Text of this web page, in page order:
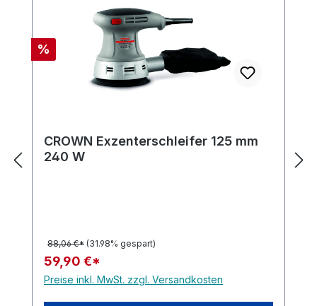
Rabatt
%
CROWN Exzenterschleifer 125 mm
240 W
88,06 €* (31.98% gespart)
59,90 €*
Preise inkl. MwSt. zzgl. Versandkosten